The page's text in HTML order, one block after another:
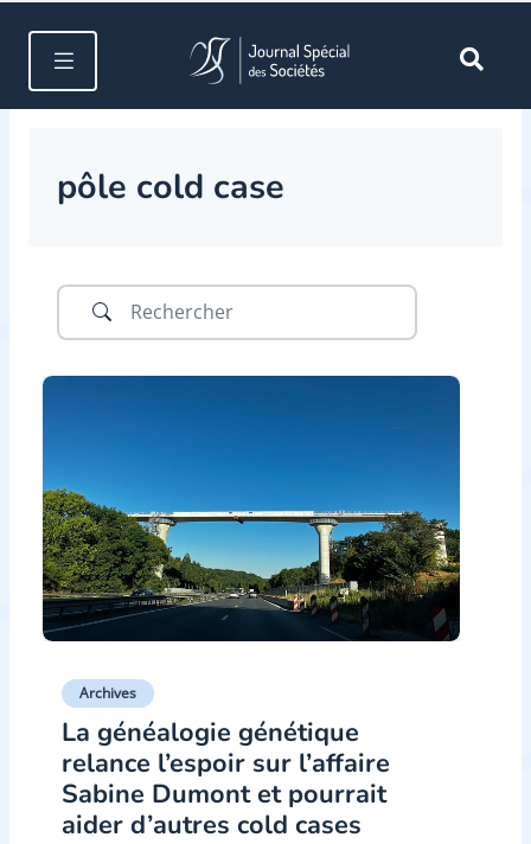
pôle cold case
Archives
La généalogie génétique
relance l’espoir sur l’affaire
Sabine Dumont et pourrait
aider d’autres cold cases